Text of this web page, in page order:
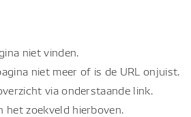
niet vinden.
niet meer of is de URL onjuist.
via onderstaande link.
zoekveld hierboven.